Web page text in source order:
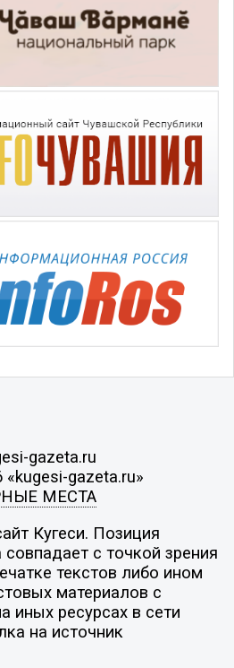
gazeta.ru
«kugesi-gazeta.ru»
МЕСТА
Кугеси. Позиция
с точкой зрения
текстов либо ином
материалов с
иных ресурсах в сети
на источник